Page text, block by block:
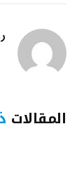
المقالات